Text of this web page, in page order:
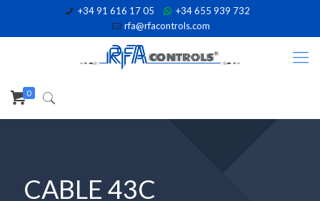
+34 91 616 17 05
+34 655 939 732
rfa@rfacontrols.com
0
CABLE 43C